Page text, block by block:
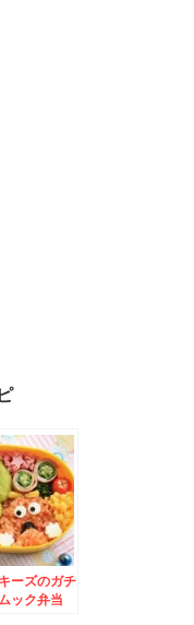
ーズのガチ
ック弁当